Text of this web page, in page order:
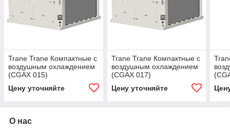
Trane Trane Компактные с
воздушным охлаждением
(CGAX 015)
Цену уточняйте
Trane Trane Компактные с
воздушным охлаждением
(CGAX 017)
Цену уточняйте
О нас